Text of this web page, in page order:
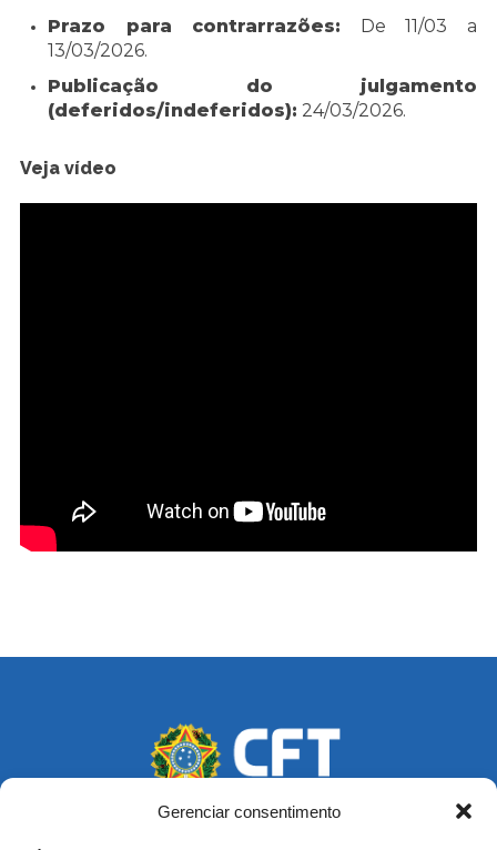
Gerenciar consentimento
Prazo para contrarrazões: De 11/03 a
13/03/2026.
Publicação do julgamento
(deferidos/indeferidos): 24/03/2026.
Veja vídeo